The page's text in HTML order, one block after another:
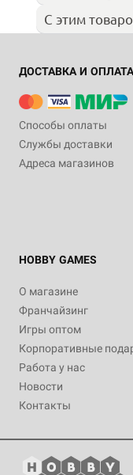
С этим
ДОСТАВКА И ОПЛАТА
Способы оплаты
Службы доставки
Адреса магазинов
HOBBY GAMES
О магазине
Франчайзинг
Игры оптом
Корпоративные
Работа у нас
Новости
Контакты